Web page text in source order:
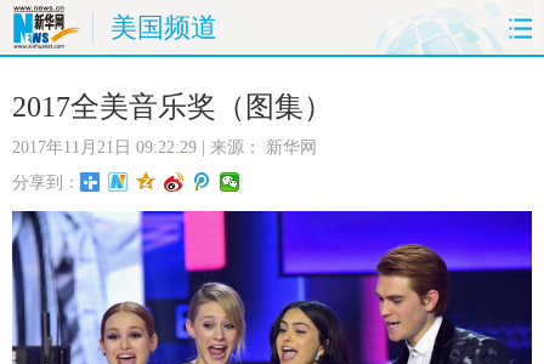
美国频道
首页 时政
娱乐 体育
时尚 思客 地方 法治
港澳 台湾 华人 汽车
科技 能源 房产 公司
2017全美音乐奖（图集）
2017年11月21日 09:22:29 | 来源： 新华网
分享到：